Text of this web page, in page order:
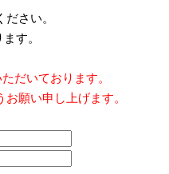
さい。
す。
だいております。
願い申し上げます。